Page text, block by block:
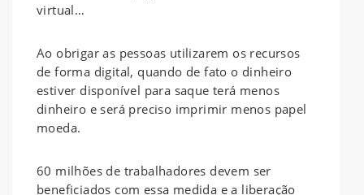
virtual…
Ao obrigar as pessoas utilizarem os recursos
de forma digital, quando de fato o dinheiro
estiver disponível para saque terá menos
dinheiro e será preciso imprimir menos papel
moeda.
60 milhões de trabalhadores devem ser
beneficiados com essa medida e a liberação